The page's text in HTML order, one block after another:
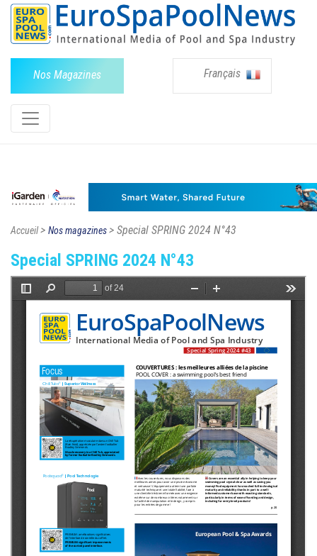
Nos Magazines Français
Accueil> Nos magazines> Special SPRING 2024 N°43
Special SPRING 2024 N°43